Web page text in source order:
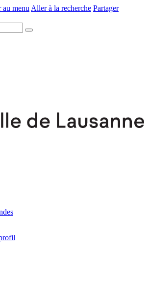
au menu Aller à la recherche Partager